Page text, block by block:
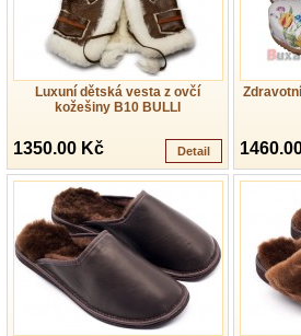
Luxuní dětská vesta z ovčí
kožešiny B10 BULLI
1350.00 Kč Detail